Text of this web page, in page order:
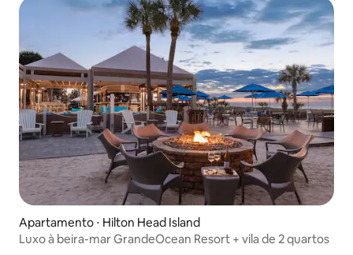
Apartamento ⋅ Hilton Head Island
Luxo à beira-mar GrandeOcean Resort + vila de 2 quartos